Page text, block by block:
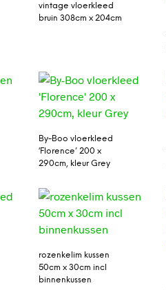
vintage vloerkleed
bruin 308cm x 204cm
By-Boo vloerkleed
‘Florence’ 200 x
290cm, kleur Grey
rozenkelim kussen
50cm x 30cm incl
binnenkussen